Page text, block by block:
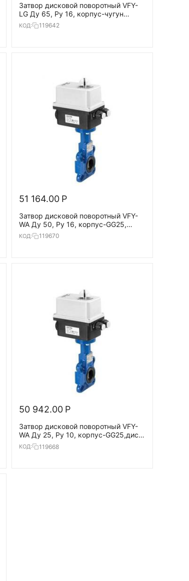
Затвор дисковой поворотный VFY-
LG Ду 65, Ру 16, корпус-чугун
(GG25), диск- GG25, EPDM,T=120°С
КОД: 119642
51 164.00 Р
Затвор дисковой поворотный VFY-
WA Ду 50, Ру 16, корпус-GG25,
диск-GG25, EPDM, AMB-Y 24В,
Т=120°С
КОД: 119670
50 942.00 Р
Затвор дисковой поворотный VFY-
WA Ду 25, Ру 10, корпус-GG25,диск-
нерж.сталь,EPDM,AMB-Y
24В,Т=120°С
КОД: 119668